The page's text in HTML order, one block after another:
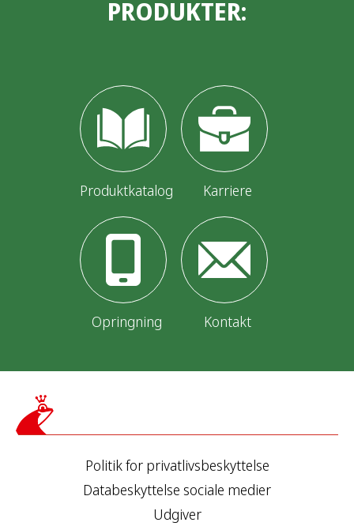
PRODUKTER:
Produktkatalog Karriere
Opringning Kontakt
Politik for privatlivsbeskyttelse
Databeskyttelse sociale medier
Udgiver